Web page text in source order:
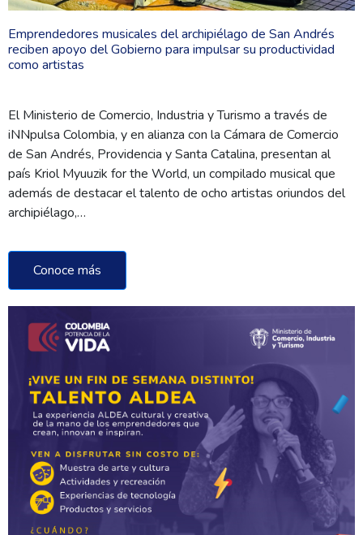
Emprendedores musicales del archipiélago de San Andrés
reciben apoyo del Gobierno para impulsar su productividad
como artistas
El Ministerio de Comercio, Industria y Turismo a través de
iNNpulsa Colombia, y en alianza con la Cámara de Comercio
de San Andrés, Providencia y Santa Catalina, presentan al
país Kriol Myuuzik for the World, un compilado musical que
además de destacar el talento de ocho artistas oriundos del
archipiélago,…
Conoce más